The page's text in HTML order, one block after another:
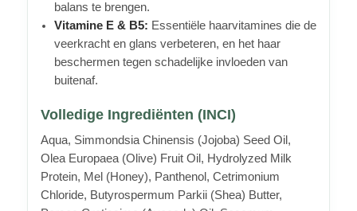
balans te brengen.
Vitamine E & B5: Essentiële haarvitamines die de
veerkracht en glans verbeteren, en het haar
beschermen tegen schadelijke invloeden van
buitenaf.
Volledige Ingrediënten (INCI)
Aqua, Simmondsia Chinensis (Jojoba) Seed Oil,
Olea Europaea (Olive) Fruit Oil, Hydrolyzed Milk
Protein, Mel (Honey), Panthenol, Cetrimonium
Chloride, Butyrospermum Parkii (Shea) Butter,